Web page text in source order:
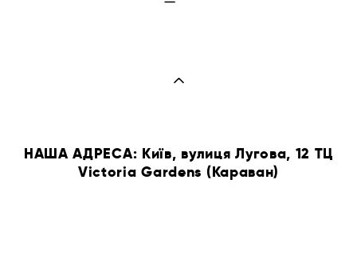
НАША АДРЕСА: Київ, вулиця Лугова, 12 ТЦ
Victoria Gardens (Караван)